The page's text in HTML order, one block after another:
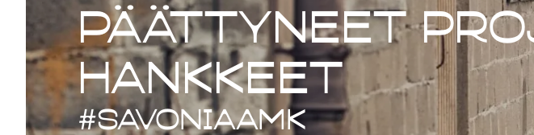
Päättyneet
hankkeet
#savoniaAMK